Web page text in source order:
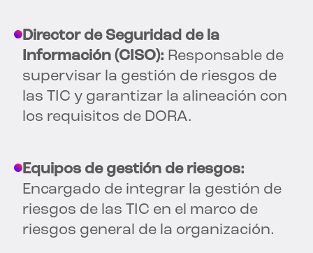
Director de Seguridad de la
Información (CISO): Responsable de
supervisar la gestión de riesgos de
las TIC y garantizar la alineación con
los requisitos de DORA.
Equipos de gestión de riesgos:
Encargado de integrar la gestión de
riesgos de las TIC en el marco de
riesgos general de la organización.